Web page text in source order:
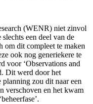
(WENR) niet zinvol
een deel van de
om dit compleet te maken
ook nog generiekere te
voor ‘Observations and
Dit werd door het
zou dit naar een
verschoven en het kwam